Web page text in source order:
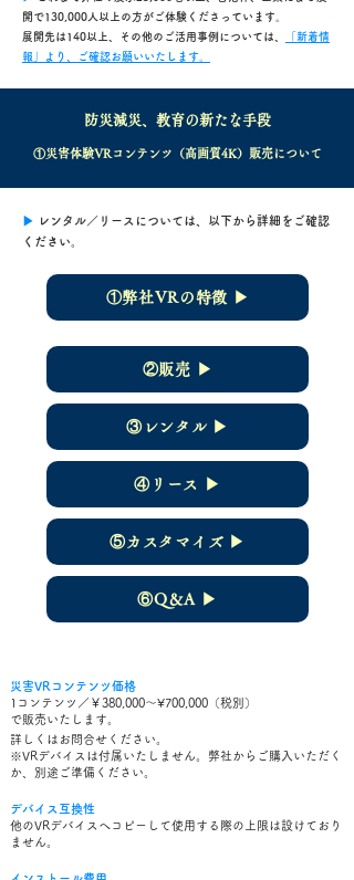
開で130,000人以上の方がご体験くださっています。
​展開先は140以上、その他のご活用事例については、
「新着情
報」より、ご確認お願いいたします。
防災減災、教育の新たな手段
①災害体験VRコンテンツ（高画質4K）販売について
▶︎ レンタル／リースについては、以下から詳細をご確認
ください。
①弊社VRの特徴 ▶︎
②販売 ▶︎
③レンタル ▶︎
④リース ▶︎
⑤カスタマイズ ▶︎
⑥Q＆A ▶︎
災害VRコンテンツ価格
1コンテンツ／￥380,000～¥700,000（税別）
で販売いたします。
詳しくはお問合せください。
※VRデバイスは付属いたしません。弊社からご購入いただく
か、別途ご準備ください。
デバイス互換性
他のVRデバイスへコピーして使用する際の上限は設けており
ません。